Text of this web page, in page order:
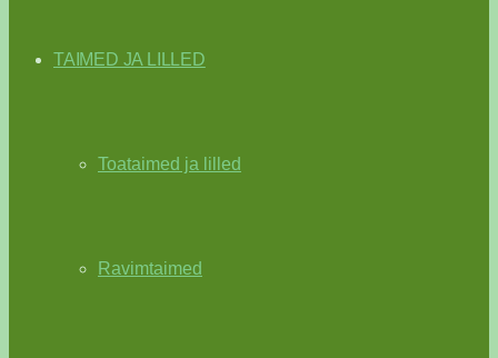
TAIMED JA LILLED
Toataimed ja lilled
Ravimtaimed